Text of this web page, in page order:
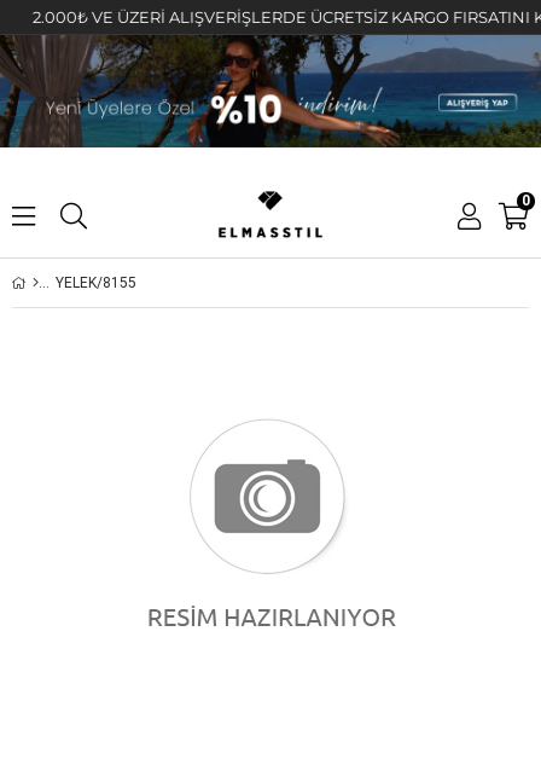
2.000₺ VE ÜZERİ ALIŞVERİŞLERDE ÜCRETSİZ KARGO FIRSATINI
0
YELEK/8155